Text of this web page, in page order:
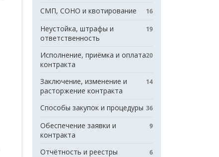
СМП, СОНО и квотирование 16
Неустойка, штрафы и
ответственность
19
Исполнение, приёмка и оплата
контракта
20
Заключение, изменение и
расторжение контракта
14
Способы закупок и процедуры 36
Обеспечение заявки и
контракта
9
Отчётность и реестры 6